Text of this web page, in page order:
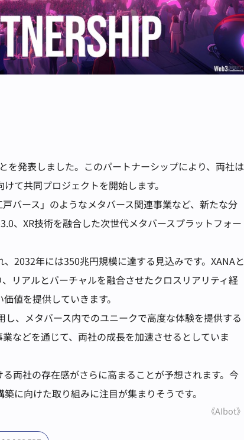
を発表しました。このパートナーシップにより、両社は
て共同プロジェクトを開始します。
バース」のようなメタバース関連事業など、新たな分
、XR技術を融合した次世代メタバースプラットフォー
2032年には350兆円規模に達する見込みです。XANAと
リアルとバーチャルを融合させたクロスリアリティ経
値を提供していきます。
、メタバース内でのユニークで高度な体験を提供する
などを通じて、両社の成長を加速させるとしていま
両社の存在感がさらに高まることが予想されます。今
に向けた取り組みに注目が集まりそうです。
《AIbot》